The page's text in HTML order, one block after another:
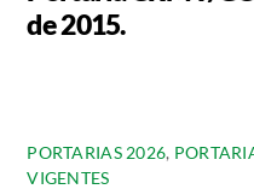
de 2015.
PORTARIAS 2026,
VIGENTES